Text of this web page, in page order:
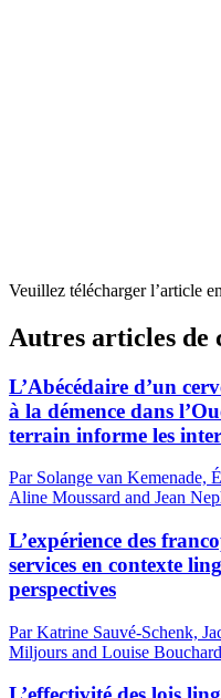
Veuillez télécharger l’article
Autres articles de
L’Abécédaire d’un
à la démence dans
terrain informe les
Par Solange van Kemenade,
Aline Moussard and Jean
L’expérience des
services en contexte
perspectives
Par Katrine Sauvé-Schenk,
Miljours and Louise Bouchard